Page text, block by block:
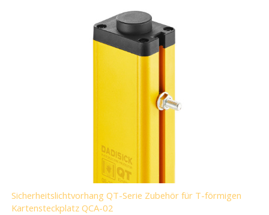
Sicherheitslichtvorhang QT-Serie Zubehör für T-förmigen
Kartensteckplatz QCA-02